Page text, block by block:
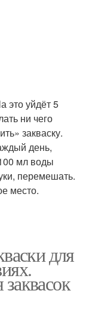
это уйдёт 5
ни чего
закваску.
день,
мл воды
перемешать.
место.
для